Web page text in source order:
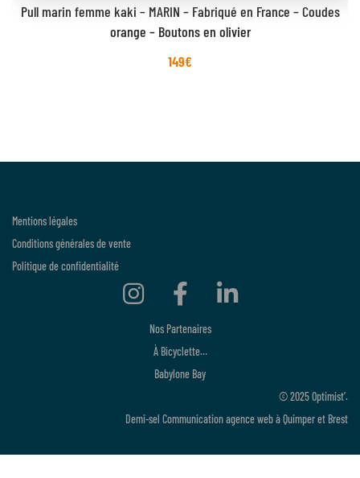
Pull marin femme kaki – MARIN – Fabriqué en France – Coudes
orange – Boutons en olivier
149€
Mentions légales
Conditions générales de vente
Politique de confidentialité
Nos Partenaires
À Bicyclette…
Babylone Bay
© 2025 Optimist’.
Demi-sel Communicationagence web à Quimper et Brest